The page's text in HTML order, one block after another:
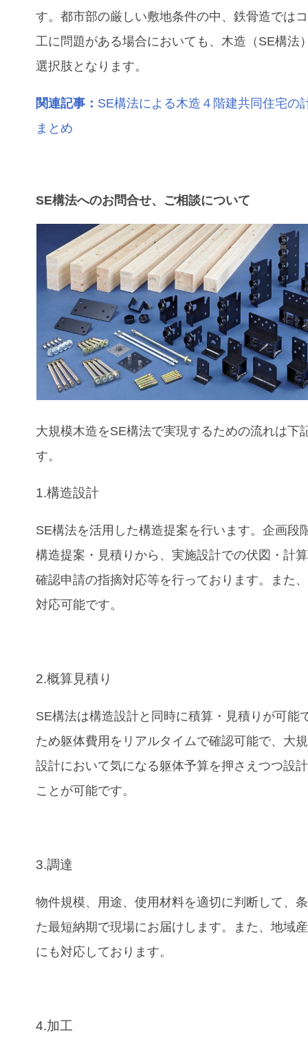
す。都市部の厳しい敷地条件の中、鉄骨造では
工に問題がある場合においても、木造（SE構法
選択肢となります。
関連記事： SE構法による木造４階建共同住宅の
まとめ
SE構法へのお問合せ、ご相談について
大規模木造をSE構法で実現するための流れは下
す。
1.構造設計
SE構法を活用した構造提案を行います。企画段
構造提案・見積りから、実施設計での伏図・計
確認申請の指摘対応等を行っております。また
対応可能です。
2.概算見積り
SE構法は構造設計と同時に積算・見積りが可能
ため躯体費用をリアルタイムで確認可能で、大
設計において気になる躯体予算を押さえつつ設
ことが可能です。
3.調達
物件規模、用途、使用材料を適切に判断して、
た最短納期で現場にお届けします。また、地域
にも対応しております。
4.加工